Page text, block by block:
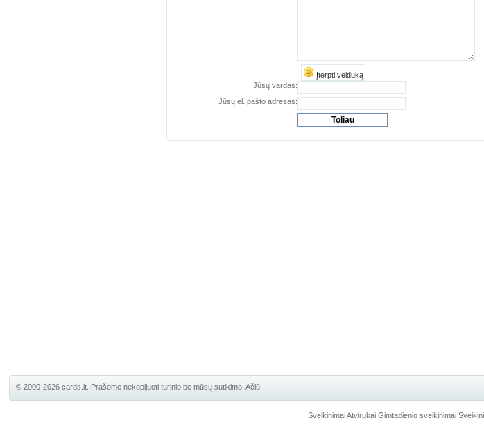
Įterpti veiduką
Jūsų vardas:
Jūsų el. pašto adresas:
© 2000-2026 cards.lt. Prašome nekopijuoti turinio be mūsų sutikimo. Ačiū.
Sveikinimai Atvirukai Gimtadienio sveikinimai